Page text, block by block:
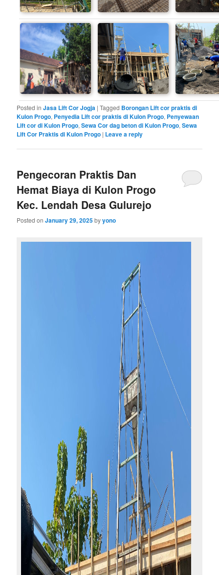
Posted in Jasa Lift Cor Jogja |Tagged Borongan Lift cor praktis di
Kulon Progo, Penyedia Lift cor praktis di Kulon Progo, Penyewaan
Lift cor di Kulon Progo,Sewa Cor dag beton di Kulon Progo,Sewa
Lift Cor Praktis di Kulon Progo | Leave a reply
Pengecoran Praktis Dan
Hemat Biaya di Kulon Progo
Kec. Lendah Desa Gulurejo
Posted onJanuary 29, 2025byyono